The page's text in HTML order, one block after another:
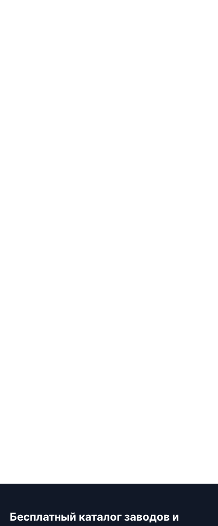
Бесплатный каталог заводов и